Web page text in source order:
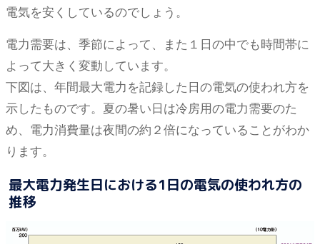
電気を安くしているのでしょう。
電力需要は、季節によって、また１日の中でも時間帯に
よって大きく変動しています。
下図は、年間最大電力を記録した日の電気の使われ方を
示したものです。夏の暑い日は冷房用の電力需要のた
め、電力消費量は夜間の約２倍になっていることがわか
ります。
最大電力発生日における1日の電気の使われ方の
推移